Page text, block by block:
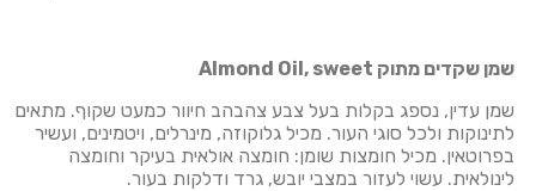
שמן שקדים מתוקAlmond Oil, sweet
שמן עדין, נספג בקלות בעל צבע צהבהב חיוור כמעט שקוף. מתאים
לתינוקות ולכל סוגי העור. מכיל גלוקוזה, מינרלים, ויטמינים, ועשיר
בפרוטאין. מכיל חומצות שומן: חומצה אולאית בעיקר וחומצה
לינולאית. עשוי לעזור במצבי יובש, גרד ודלקות בעור.